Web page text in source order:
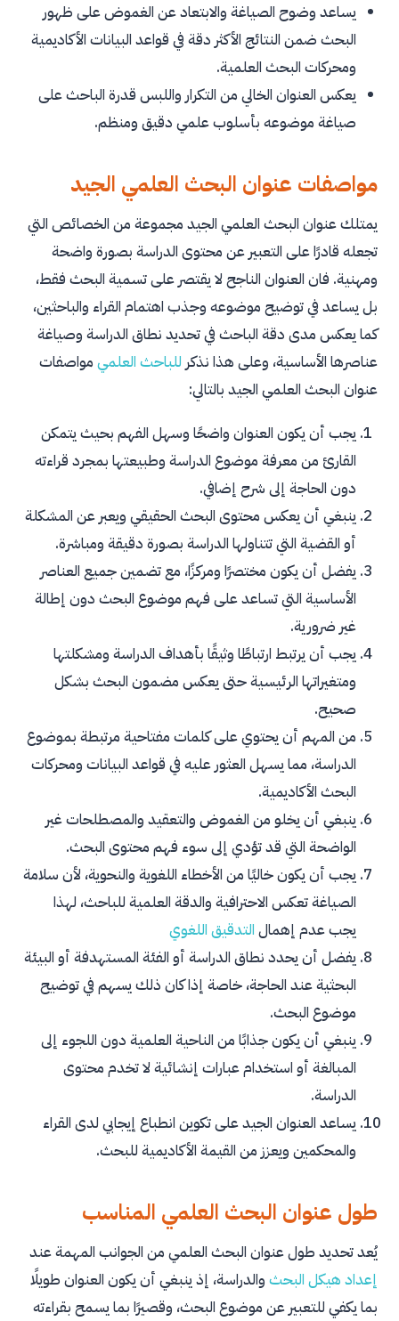
يساعد وضوح الصياغة والابتعاد عن الغموض على ظهور
البحث ضمن النتائج الأكثر دقة في قواعد البيانات الأكاديمية
ومحركات البحث العلمية.
يعكس العنوان الخالي من التكرار واللبس قدرة الباحث على
صياغة موضوعه بأسلوب علمي دقيق ومنظم.
مواصفات عنوان البحث العلمي الجيد
يمتلك عنوان البحث العلمي الجيد مجموعة من الخصائص التي
تجعله قادرًا على التعبير عن محتوى الدراسة بصورة واضحة
ومهنية. فان العنوان الناجح لا يقتصر على تسمية البحث فقط،
بل يساعد في توضيح موضوعه وجذب اهتمام القراء والباحثين،
كما يعكس مدى دقة الباحث في تحديد نطاق الدراسة وصياغة
عناصرها الأساسية، وعلى هذا نذكر للباحث العلمي مواصفات
عنوان البحث العلمي الجيد بالتالي:
يجب أن يكون العنوان واضحًا وسهل الفهم بحيث يتمكن
القارئ من معرفة موضوع الدراسة وطبيعتها بمجرد قراءته
دون الحاجة إلى شرح إضافي.
ينبغي أن يعكس محتوى البحث الحقيقي ويعبر عن المشكلة
أو القضية التي تتناولها الدراسة بصورة دقيقة ومباشرة.
يفضل أن يكون مختصرًا ومركزًا، مع تضمين جميع العناصر
الأساسية التي تساعد على فهم موضوع البحث دون إطالة
غير ضرورية.
يجب أن يرتبط ارتباطًا وثيقًا بأهداف الدراسة ومشكلتها
ومتغيراتها الرئيسية حتى يعكس مضمون البحث بشكل
صحيح.
من المهم أن يحتوي على كلمات مفتاحية مرتبطة بموضوع
الدراسة، مما يسهل العثور عليه في قواعد البيانات ومحركات
البحث الأكاديمية.
ينبغي أن يخلو من الغموض والتعقيد والمصطلحات غير
الواضحة التي قد تؤدي إلى سوء فهم محتوى البحث.
يجب أن يكون خاليًا من الأخطاء اللغوية والنحوية، لأن سلامة
الصياغة تعكس الاحترافية والدقة العلمية للباحث، لهذا
يجب عدم إهمال التدقيق اللغوي
يفضل أن يحدد نطاق الدراسة أو الفئة المستهدفة أو البيئة
البحثية عند الحاجة، خاصة إذا كان ذلك يسهم في توضيح
موضوع البحث.
ينبغي أن يكون جذابًا من الناحية العلمية دون اللجوء إلى
المبالغة أو استخدام عبارات إنشائية لا تخدم محتوى
الدراسة.
يساعد العنوان الجيد على تكوين انطباع إيجابي لدى القراء
والمحكمين ويعزز من القيمة الأكاديمية للبحث.
طول عنوان البحث العلمي المناسب
يُعد تحديد طول عنوان البحث العلمي من الجوانب المهمة عند
إعداد هيكل البحث والدراسة، إذ ينبغي أن يكون العنوان طويلًا
بما يكفي للتعبير عن موضوع البحث، وقصيرًا بما يسمح بقراءته